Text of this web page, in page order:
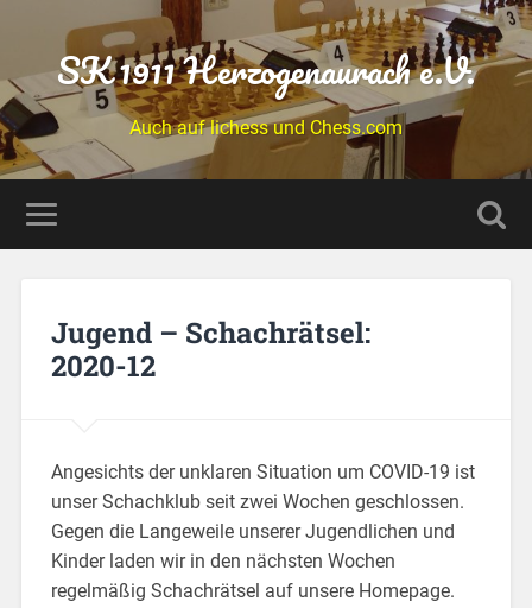
SK 1911 Herzogenaurach e.V.
Auch auf lichess und Chess.com
Jugend – Schachrätsel:
2020-12
Angesichts der unklaren Situation um COVID-19 ist
unser Schachklub seit zwei Wochen geschlossen.
Gegen die Langeweile unserer Jugendlichen und
Kinder laden wir in den nächsten Wochen
regelmäßig Schachrätsel auf unsere Homepage.